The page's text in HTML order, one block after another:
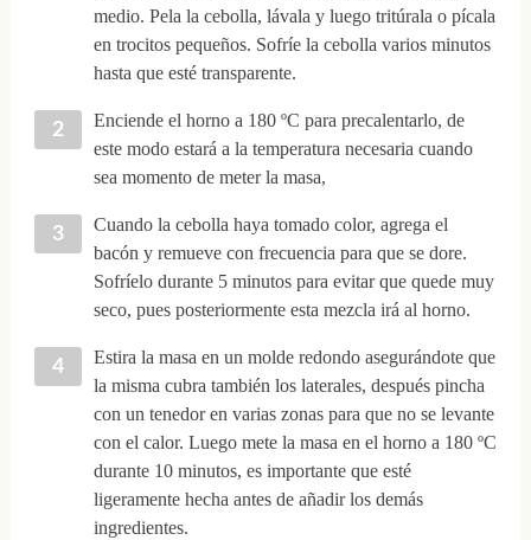
medio. Pela la cebolla, lávala y luego tritúrala o pícala
en trocitos pequeños. Sofríe la cebolla varios minutos
hasta que esté transparente.
Enciende el horno a 180 ºC para precalentarlo, de
este modo estará a la temperatura necesaria cuando
sea momento de meter la masa,
Cuando la cebolla haya tomado color, agrega el
bacón y remueve con frecuencia para que se dore.
Sofríelo durante 5 minutos para evitar que quede muy
seco, pues posteriormente esta mezcla irá al horno.
Estira la masa en un molde redondo asegurándote que
la misma cubra también los laterales, después pincha
con un tenedor en varias zonas para que no se levante
con el calor. Luego mete la masa en el horno a 180 ºC
durante 10 minutos, es importante que esté
ligeramente hecha antes de añadir los demás
ingredientes.